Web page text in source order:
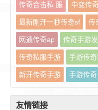
传奇合击私 服 中变传
最新刚开一秒传奇sf 传
网通传奇ap 传奇手游
传奇私服手游 手游传
新开传奇手游 手游传奇
友情链接